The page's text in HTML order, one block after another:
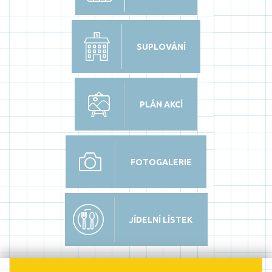
SUPLOVÁNÍ
PLÁN AKCÍ
FOTOGALERIE
JÍDELNÍ LÍSTEK